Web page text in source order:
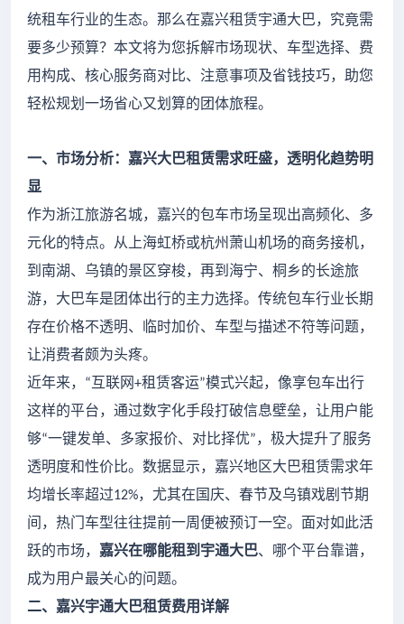
统租车行业的生态。那么在嘉兴租赁宇通大巴，究竟需
要多少预算？本文将为您拆解市场现状、车型选择、费
用构成、核心服务商对比、注意事项及省钱技巧，助您
轻松规划一场省心又划算的团体旅程。
一、市场分析：嘉兴大巴租赁需求旺盛，透明化趋势明
显
作为浙江旅游名城，嘉兴的包车市场呈现出高频化、多
元化的特点。从上海虹桥或杭州萧山机场的商务接机，
到南湖、乌镇的景区穿梭，再到海宁、桐乡的长途旅
游，大巴车是团体出行的主力选择。传统包车行业长期
存在价格不透明、临时加价、车型与描述不符等问题，
让消费者颇为头疼。
近年来， “互联网+租赁客运”模式兴起，像享包车出行
这样的平台，通过数字化手段打破信息壁垒，让用户能
够“一键发单、多家报价、对比择优”，极大提升了服务
透明度和性价比。数据显示，嘉兴地区大巴租赁需求年
均增长率超过12%，尤其在国庆、春节及乌镇戏剧节期
间，热门车型往往提前一周便被预订一空。面对如此活
跃的市场， 嘉兴在哪能租到宇通大巴、哪个平台靠谱，
成为用户最关心的问题。
二、嘉兴宇通大巴租赁费用详解